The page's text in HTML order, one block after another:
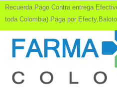
Recuerda Pago Contra entrega
toda Colombia) Paga por